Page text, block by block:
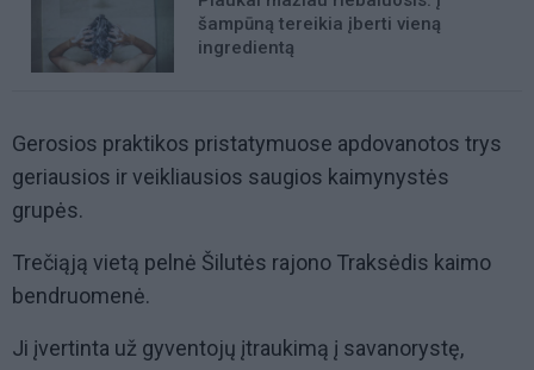
šampūną tereikia įberti vieną
ingredientą
Gerosios praktikos pristatymuose apdovanotos trys
geriausios ir veikliausios saugios kaimynystės
grupės.
Trečiąją vietą pelnė Šilutės rajono Traksėdis kaimo
bendruomenė.
Ji įvertinta už gyventojų įtraukimą į savanorystę,